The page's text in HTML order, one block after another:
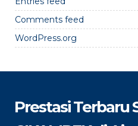
Comments feed
WordPress.org
Prestasi Terbaru